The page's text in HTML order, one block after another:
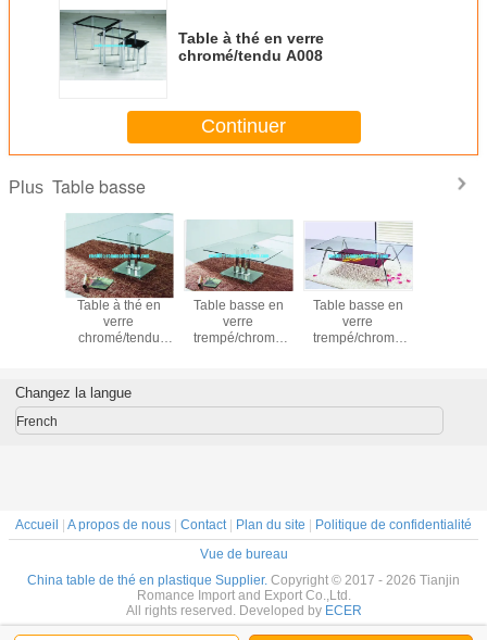
Table à thé en verre
chromé/tendu A008
Continuer
Plus Table basse
Table à thé en
verre
chromé/tendu
Table basse en
verre
trempé/chromé
Table basse en
verre
trempé/chromé
Changez la langue
French
Accueil | A propos de nous | Contact| Plan du site | Politique de confidentialité
Vue de bureau
China table de thé en plastique Supplier. Copyright © 2017 - 2026 Tianjin
Romance Import and Export Co.,Ltd.
All rights reserved. Developed by ECER